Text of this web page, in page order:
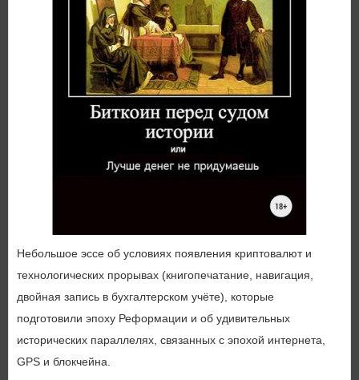
Небольшое эссе об условиях появления криптовалют и
технологических прорывах (книгопечатание, навигация,
двойная запись в бухгалтерском учёте), которые
подготовили эпоху Реформации и об удивительных
исторических параллелях, связанных с эпохой интернета,
GPS и блокчейна.